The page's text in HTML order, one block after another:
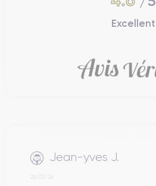
Excellent
Jean-yves J.
26/07/26